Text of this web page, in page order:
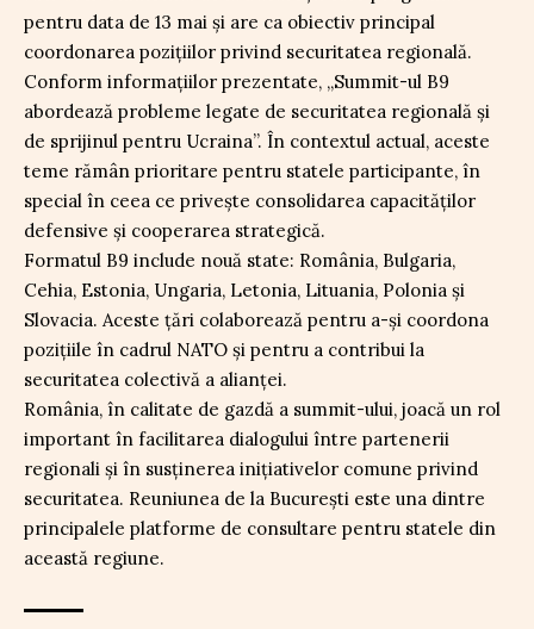
pentru data de 13 mai și are ca obiectiv principal
coordonarea pozițiilor privind securitatea regională.
Conform informațiilor prezentate, „Summit-ul B9
abordează probleme legate de securitatea regională și
de sprijinul pentru Ucraina”. În contextul actual, aceste
teme rămân prioritare pentru statele participante, în
special în ceea ce privește consolidarea capacităților
defensive și cooperarea strategică.
Formatul B9 include nouă state: România, Bulgaria,
Cehia, Estonia, Ungaria, Letonia, Lituania, Polonia și
Slovacia. Aceste țări colaborează pentru a-și coordona
pozițiile în cadrul NATO și pentru a contribui la
securitatea colectivă a alianței.
România, în calitate de gazdă a summit-ului, joacă un rol
important în facilitarea dialogului între partenerii
regionali și în susținerea inițiativelor comune privind
securitatea. Reuniunea de la București este una dintre
principalele platforme de consultare pentru statele din
această regiune.